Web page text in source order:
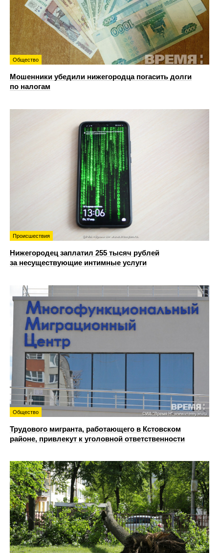
Общество
Мошенники убедили нижегородца погасить долги
по налогам
Происшествия
Нижегородец заплатил 255 тысяч рублей
за несуществующие интимные услуги
Общество
Трудового мигранта, работающего в Кстовском
районе, привлекут к уголовной ответственности